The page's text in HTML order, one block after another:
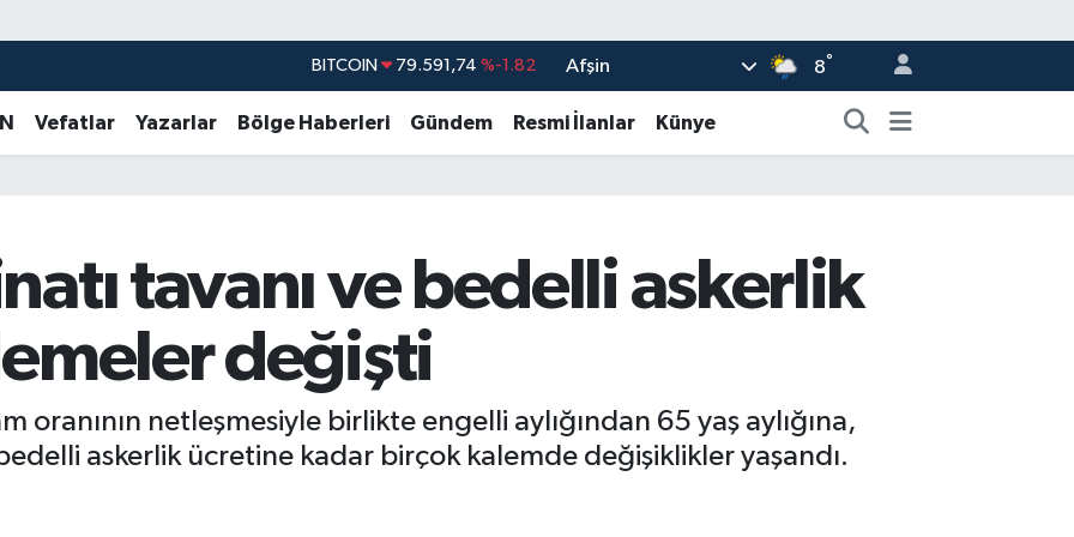
DOLAR 45,43620 %0.02
STERLİN 61,60380 %0.18
BITCOIN 79.591,74 %-1.82
Afşin 8°
Vefatlar Yazarlar Bölge Haberleri Gündem Resmi İlanlar Künye
tavanı ve bedelli askerlik
değişti
oranının netleşmesiyle birlikte engelli aylığından 65 yaş aylığına,
askerlik ücretine kadar birçok kalemde değişiklikler yaşandı.